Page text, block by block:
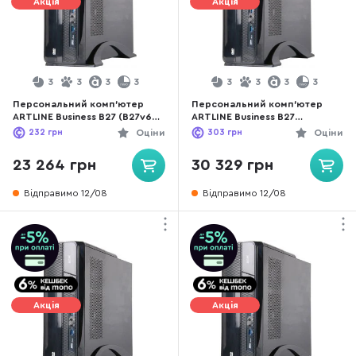
3 3 3 3
Персональний комп'ютер
ARTLINE Business B27 (B27v60)
- Intel Core i3 i3-12100 / 16 ГБ
DDR4 / SATA 3 SSD 240 ГБ /
Intel / Intel UHD Graphics 730,
UMA / Intel H610
Оціни
232 грн
23 264 грн
Відправимо 12/08
3 3 3 3
Персональний комп'ютер
ARTLINE Business B27
(B27v60Win) - Intel Core i3 i3-
12100 / 16 ГБ DDR4 / SATA 3
SSD 240 ГБ / Intel / Intel UHD
Graphics 730, UMA / Intel H610
Оціни
303 грн
30 329 грн
Відправимо 12/08
Акція Акція